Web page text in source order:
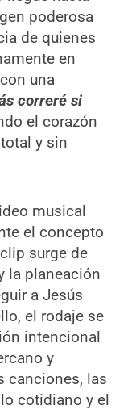
poderosa
de quienes
en
una
correré si
el corazón
y sin
musical
el concepto
surge de
la planeación
a Jesús
el rodaje se
intencional
y
canciones, las
cotidiano y el